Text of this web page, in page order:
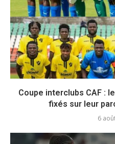
Coupe interclubs CAF :
fixés sur leur
6